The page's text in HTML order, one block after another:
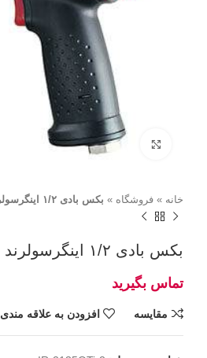
برای بزرگنمایی کلیک کنید
خانه » فروشگاه » بکس بادی ۱/۲ اینگرسولرند IR2135QTi2
بکس بادی ۱/۲ اینگرسولرند IR2135QTi2
مقايسه افزودن به علاقه مندی